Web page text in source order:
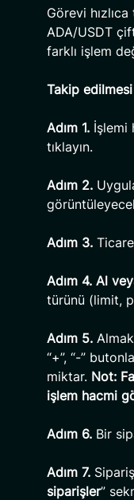
Görevi
ADA/USDT
farklı işlem
Takip
Adım 1. İşlemi
tıklayın.
Adım 2.
Adım 3.
Adım 4. Al
türünü (limit,
Adım 5.
“+”, “-”
miktar. Not:
işlem hacmi
Adım 6. Bir
Adım 7.
siparişler”